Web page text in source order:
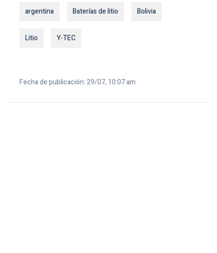
argentina Baterías de litio Bolivia
Litio Y-TEC
Fecha de publicación: 29/07, 10:07 am